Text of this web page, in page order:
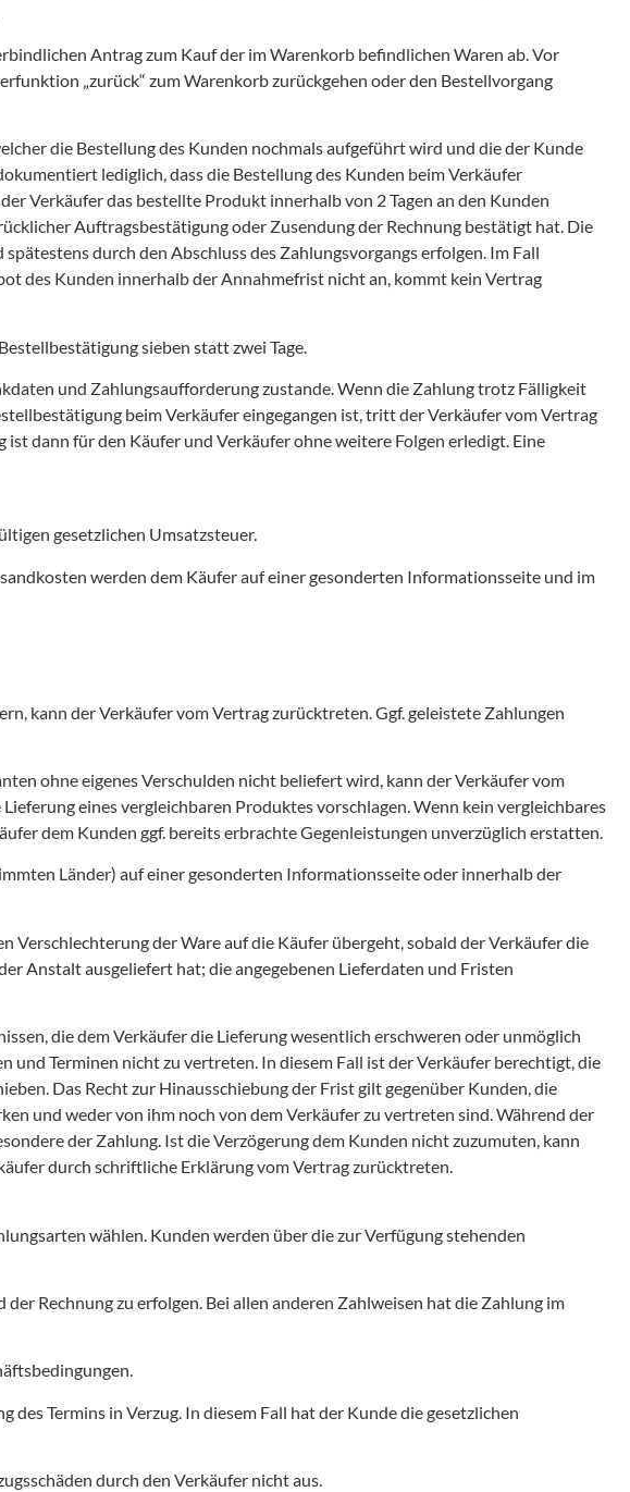
Antrag zum Kauf der im Warenkorb befindlichen Waren ab. Vor
„zurück“ zum Warenkorb zurückgehen oder den Bestellvorgang
die Bestellung des Kunden nochmals aufgeführt wird und die der Kunde
lediglich, dass die Bestellung des Kunden beim Verkäufer
Verkäufer das bestellte Produkt innerhalb von 2 Tagen an den Kunden
Auftragsbestätigung oder Zusendung der Rechnung bestätigt hat. Die
durch den Abschluss des Zahlungsvorgangs erfolgen. Im Fall
des Kunden innerhalb der Annahmefrist nicht an, kommt kein Vertrag
sieben statt zwei Tage.
und Zahlungsaufforderung zustande. Wenn die Zahlung trotz Fälligkeit
beim Verkäufer eingegangen ist, tritt der Verkäufer vom Vertrag
dann für den Käufer und Verkäufer ohne weitere Folgen erledigt. Eine
gesetzlichen Umsatzsteuer.
werden dem Käufer auf einer gesonderten Informationsseite und im
kann der Verkäufer vom Vertrag zurücktreten. Ggf. geleistete Zahlungen
ohne eigenes Verschulden nicht beliefert wird, kann der Verkäufer vom
eines vergleichbaren Produktes vorschlagen. Wenn kein vergleichbares
dem Kunden ggf. bereits erbrachte Gegenleistungen unverzüglich erstatten.
Länder) auf einer gesonderten Informationsseite oder innerhalb der
Verschlechterung der Ware auf die Käufer übergeht, sobald der Verkäufer die
Anstalt ausgeliefert hat; die angegebenen Lieferdaten und Fristen
die dem Verkäufer die Lieferung wesentlich erschweren oder unmöglich
Terminen nicht zu vertreten. In diesem Fall ist der Verkäufer berechtigt, die
Das Recht zur Hinausschiebung der Frist gilt gegenüber Kunden, die
und weder von ihm noch von dem Verkäufer zu vertreten sind. Während der
der Zahlung. Ist die Verzögerung dem Kunden nicht zuzumuten, kann
durch schriftliche Erklärung vom Vertrag zurücktreten.
wählen. Kunden werden über die zur Verfügung stehenden
Rechnung zu erfolgen. Bei allen anderen Zahlweisen hat die Zahlung im
Termins in Verzug. In diesem Fall hat der Kunde die gesetzlichen
durch den Verkäufer nicht aus.